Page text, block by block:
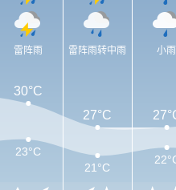
雷阵雨 雷阵雨转中雨 小雨
30°C
27°C
23°C
21°C